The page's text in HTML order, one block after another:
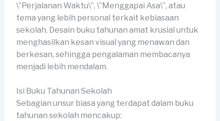
\”Perjalanan Waktu\”, \”Menggapai Asa\”, atau
tema yang lebih personal terkait kebiasaan
sekolah. Desain buku tahunan amat krusial untuk
menghasilkan kesan visual yang menawan dan
berkesan, sehingga pengalaman membacanya
menjadi lebih mendalam.
Isi Buku Tahunan Sekolah
Sebagian unsur biasa yang terdapat dalam buku
tahunan sekolah mencakup: